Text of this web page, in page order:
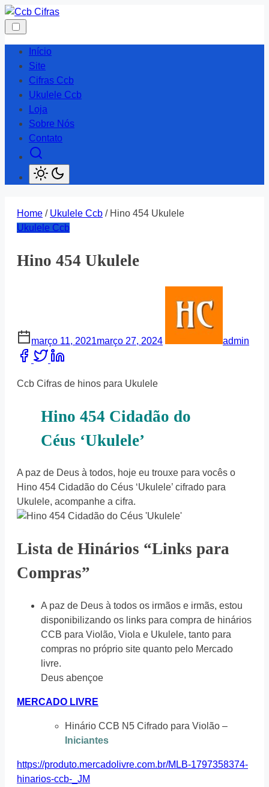
Skip
Início
Site
Cifras Ccb
Ukulele Ccb
Loja
Sobre Nós
Contato
Home / Ukulele Ccb / Hino 454 Ukulele
Ukulele Ccb
Hino 454 Ukulele
março 11, 2021março 27, 2024
admin
Share
post
Ccb Cifras de hinos para Ukulele
Hino 454 Cidadão do
Céus ‘Ukulele’
A paz de Deus à todos, hoje eu trouxe para vocês o
Hino 454 Cidadão do Céus ‘Ukulele’ cifrado para
Ukulele, acompanhe a cifra.
Lista de Hinários “Links para
Compras”
A paz de Deus à todos os irmãos e irmãs, estou
disponibilizando os links para compra de hinários
CCB para Violão, Viola e Ukulele, tanto para
compras no próprio site quanto pelo Mercado
livre.
Deus abençoe
MERCADO LIVRE
Hinário CCB N5 Cifrado para Violão –
Iniciantes
https://produto.mercadolivre.com.br/MLB-1797358374-
hinarios-ccb-_JM